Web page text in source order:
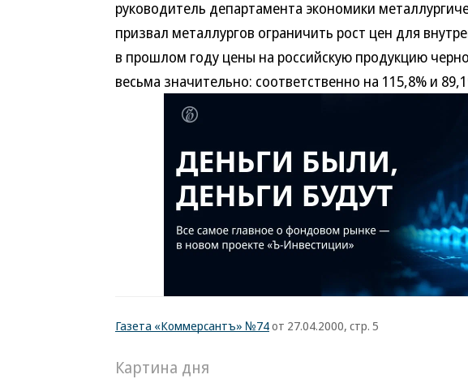
руководитель департамента экономики
призвал металлургов ограничить рост цен для
в прошлом году цены на российскую продукцию
весьма значительно: соответственно на 115,8% и
Газета «Коммерсантъ» №74от 27.04.2000, стр. 5
Картина дня